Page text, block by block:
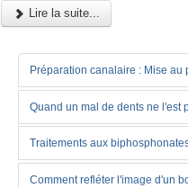
Lire la suite...
Préparation canalaire : Mise au
Quand un mal de dents ne l'est
Traitements aux
Comment refléter l'image d'un